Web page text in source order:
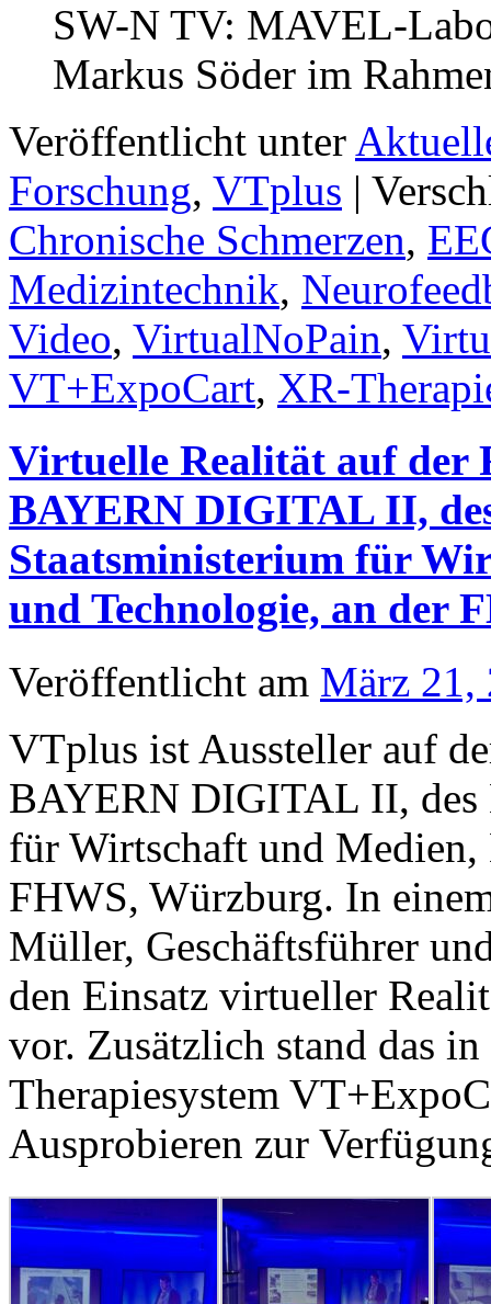
SW-N TV: MAVEL-
Markus Söder im
Veröffentlicht unter
Forschung, VTplus |
Chronische Schmerzen,
Medizintechnik,
Video, VirtualNoPain,
VT+ExpoCart, XR-
Virtuelle Realität auf der
BAYERN DIGITAL II,
Staatsministerium für
und Technologie, an der
Veröffentlicht am März 21,
VTplus ist Aussteller auf
BAYERN DIGITAL II, des
für Wirtschaft und Medien,
FHWS, Würzburg. In
Müller, Geschäftsführer
den Einsatz virtueller
vor. Zusätzlich stand das
Therapiesystem
Ausprobieren zur